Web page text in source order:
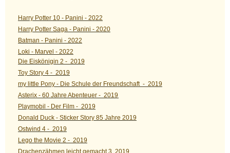
Harry Potter 10 - Panini - 2022
Harry Potter Saga - Panini - 2020
Batman - Panini - 2022
Loki - Marvel - 2022
Die Eiskönigin 2 - 2019
Toy Story 4 - 2019
my little Pony - Die Schule der Freundschaft - 2019
Asterix - 60 Jahre Abenteuer - 2019
Playmobil - Der Film - 2019
Donald Duck - Sticker Story 85 Jahre 2019
Ostwind 4 - 2019
Lego the Movie 2 - 2019
Drachenzähmen leicht gemacht 3 2019